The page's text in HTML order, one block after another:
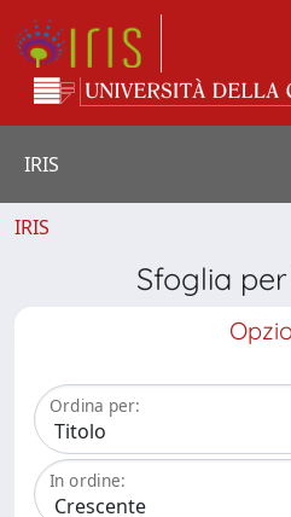
IRIS
IRIS
Sfoglia
Ordina per:
In ordine: